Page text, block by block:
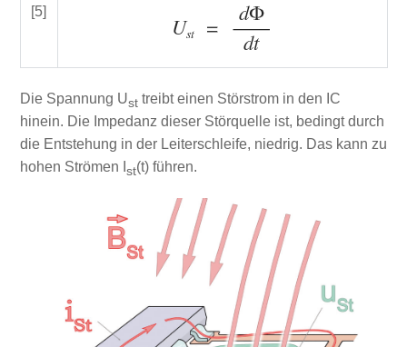
[5]
Die Spannung Usttreibt einen Störstrom in den IC
hinein. Die Impedanz dieser Störquelle ist, bedingt durch
die Entstehung in der Leiterschleife, niedrig. Das kann zu
hohen Strömen I st(t) führen.